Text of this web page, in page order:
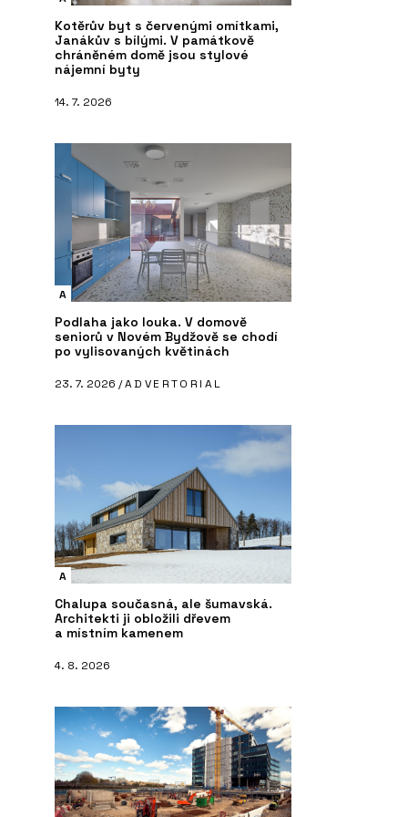
Kotěrův byt s červenými omítkami,
Janákův s bílými. V památkově
chráněném domě jsou stylové
nájemní byty
14. 7. 2026
A
Podlaha jako louka. V domově
seniorů v Novém Bydžově se chodí
po vylisovaných květinách
23. 7. 2026 /ADVERTORIAL
A
Chalupa současná, ale šumavská.
Architekti ji obložili dřevem
a místním kamenem
4. 8. 2026